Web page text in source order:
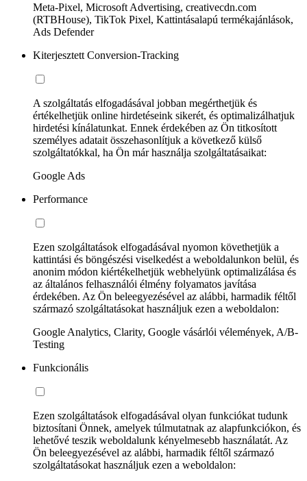
Meta-Pixel, Microsoft Advertising, creativecdn.com
(RTBHouse), TikTok Pixel, Kattintásalapú termékajánlások,
Ads Defender
Kiterjesztett Conversion-Tracking
A szolgáltatás elfogadásával jobban megérthetjük és
értékelhetjük online hirdetéseink sikerét, és optimalizálhatjuk
hirdetési kínálatunkat. Ennek érdekében az Ön titkosított
személyes adatait összehasonlítjuk a következő külső
szolgáltatókkal, ha Ön már használja szolgáltatásaikat:
Google Ads
Performance
Ezen szolgáltatások elfogadásával nyomon követhetjük a
kattintási és böngészési viselkedést a weboldalunkon belül, és
anonim módon kiértékelhetjük webhelyünk optimalizálása és
az általános felhasználói élmény folyamatos javítása
érdekében. Az Ön beleegyezésével az alábbi, harmadik féltől
származó szolgáltatásokat használjuk ezen a weboldalon:
Google Analytics, Clarity, Google vásárlói vélemények, A/B-
Testing
Funkcionális
Ezen szolgáltatások elfogadásával olyan funkciókat tudunk
biztosítani Önnek, amelyek túlmutatnak az alapfunkciókon, és
lehetővé teszik weboldalunk kényelmesebb használatát. Az
Ön beleegyezésével az alábbi, harmadik féltől származó
szolgáltatásokat használjuk ezen a weboldalon: